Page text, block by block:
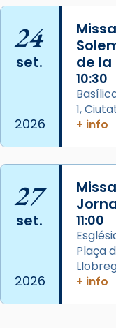
📸 Dr. G. Simón
Photo
View on Facebook ·
2 weeks ago
Memòria de les
Semproniana,
partir de l’Edat
que les santes
Semproniana
eterna”) són
frare Joan
que les santes
les
24
set.
2026
de la
10:30
1,
+ info
27
set.
2026
11:00
Plaça
+ info